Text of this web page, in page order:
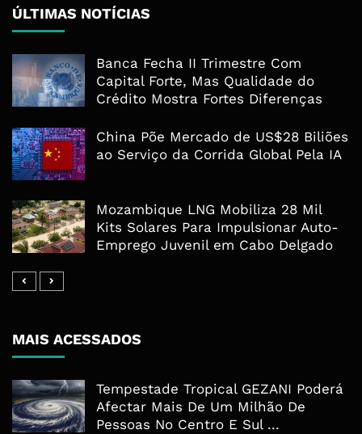
ÚLTIMAS NOTÍCIAS
Banca Fecha II Trimestre Com
Capital Forte, Mas Qualidade do
Crédito Mostra Fortes Diferenças
China Põe Mercado de US$28 Biliões
ao Serviço da Corrida Global Pela IA
Mozambique LNG Mobiliza 28 Mil
Kits Solares Para Impulsionar Auto-
Emprego Juvenil em Cabo Delgado
MAIS ACESSADOS
Tempestade Tropical GEZANI Poderá
Afectar Mais De Um Milhão De
Pessoas No Centro E Sul ...